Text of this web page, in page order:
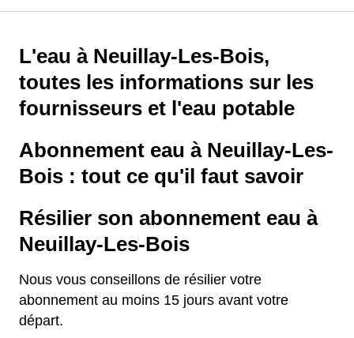
L'eau à Neuillay-Les-Bois,
toutes les informations sur les
fournisseurs et l'eau potable
Abonnement eau à Neuillay-Les-
Bois : tout ce qu'il faut savoir
Résilier son abonnement eau à
Neuillay-Les-Bois
Nous vous conseillons de résilier votre
abonnement au moins 15 jours avant votre
départ.